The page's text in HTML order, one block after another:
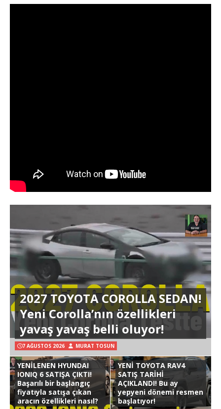
2027 TOYOTA COROLLA SEDAN!
Yeni Corolla’nın özellikleri
yavaş yavaş belli oluyor!
7 AĞUSTOS 2026 MURAT TOSUN
YENİLENEN HYUNDAI
IONIQ 6 SATIŞA ÇIKTI!
Başarılı bir başlangıç
fiyatıyla satışa çıkan
aracın özellikleri nasıl?
YENİ TOYOTA RAV4
SATIŞ TARİHİ
AÇIKLANDI! Bu ay
yepyeni dönemi resmen
başlatıyor!